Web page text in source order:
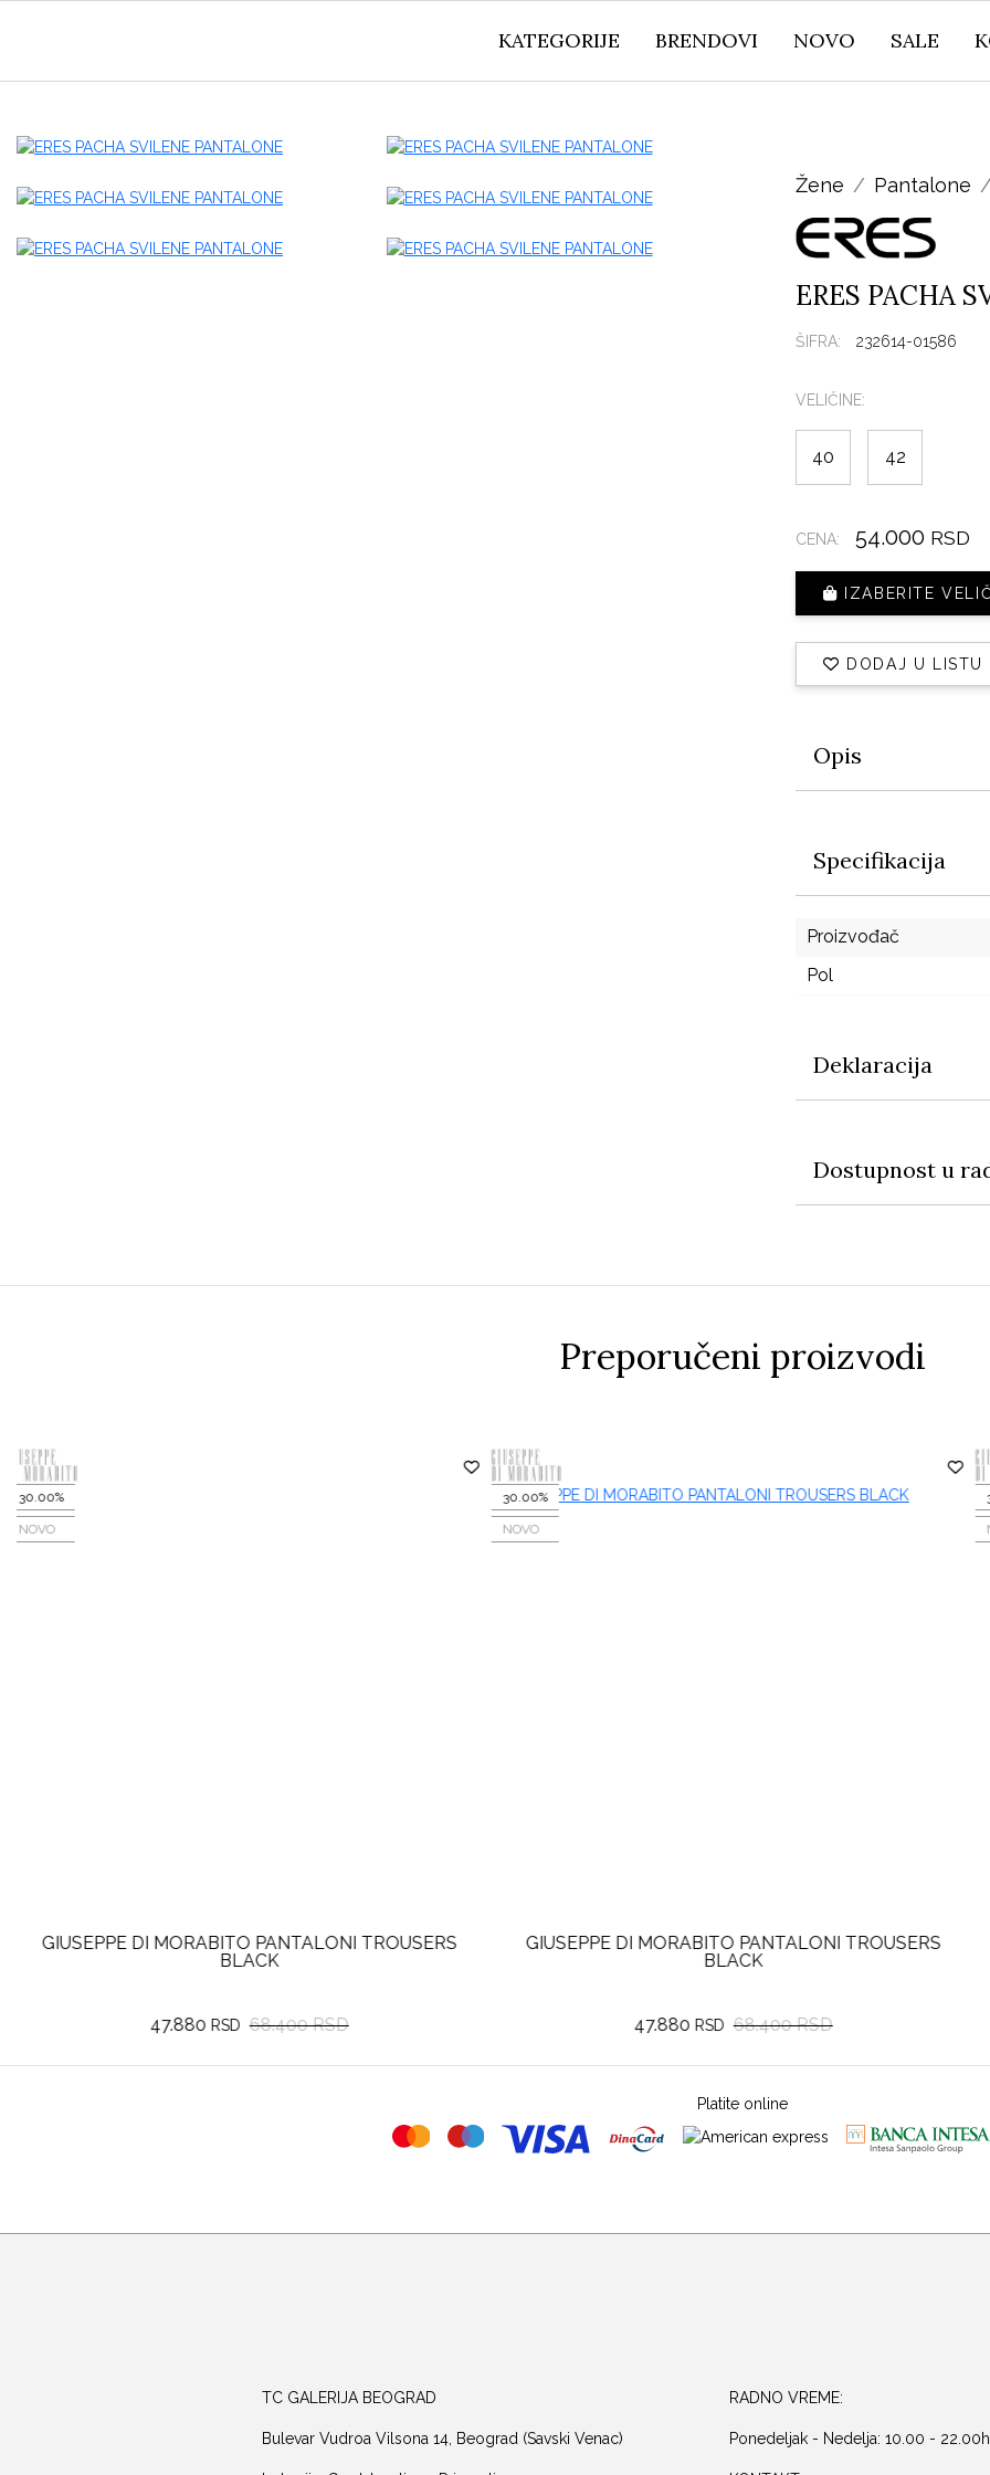
KATEGORIJE BRENDOVI NOVO SALE
Žene Pantalone
ERES PACHA
ŠIFRA: 232614-01586
VELIČINE:
40 42
CENA: 54.000 RSD
IZABERITE
DODAJ U LISTU
Opis
Specifikacija
Proizvođač
Pol
Deklaracija
Dostupnost u
Preporučeni proizvodi
30.00%
NOVO
GIUSEPPE DI MORABITO PANTALONI TROUSERS
BLACK
47.880RSD 68.400 RSD
30.00%
NOVO
GIUSEPPE DI MORABITO PANTALONI TROUSERS
BLACK
47.880RSD 68.400 RSD
Platite online
TC GALERIJA BEOGRAD
Bulevar Vudroa Vilsona 14, Beograd (Savski Venac)
RADNO VREME:
Ponedeljak - Nedelja: 10.00 - 22.00h